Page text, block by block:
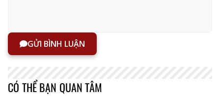
GỬI BÌNH LUẬN
CÓ THỂ BẠN QUAN TÂM